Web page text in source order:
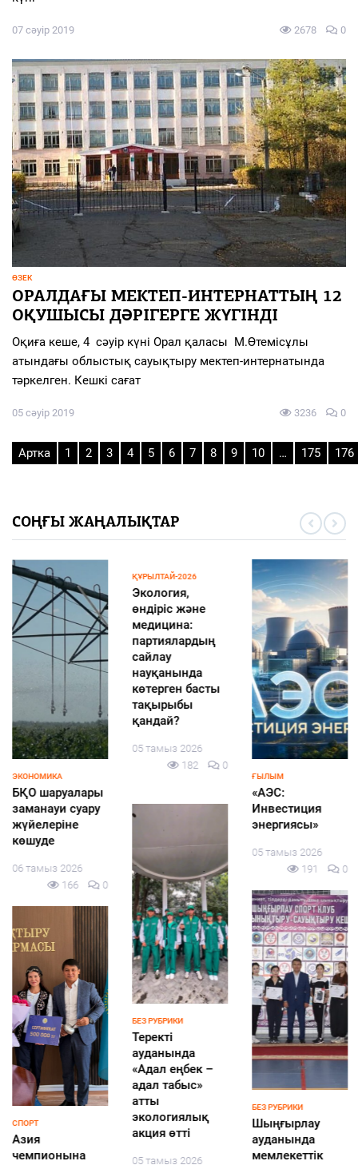
07 сәуір 2019 2678 0
ӨЗЕК
ОРАЛДАҒЫ МЕКТЕП-ИНТЕРНАТТЫҢ 12
ОҚУШЫСЫ ДӘРІГЕРГЕ ЖҮГІНДІ
Оқиға кеше, 4 сәуір күні Орал қаласы М.Өтемісұлы
атындағы облыстық сауықтыру мектеп-интернатында
тәркелген. Кешкі сағат
05 сәуір 2019 3236 0
Артка 1 2 3 4 5 6 7 8 9 10 … 175 176
СОҢҒЫ ЖАҢАЛЫҚТАР
ЭКОНОМИКА
БҚО шаруалары
заманауи суару
жүйелеріне
көшуде
06 тамыз 2026
166
0
СПОРТ
Азия
чемпионына
ҚҰРЫЛТАЙ-2026
Экология,
өндіріс және
медицина:
партиялардың
сайлау
науқанында
көтерген басты
тақырыбы
қандай?
05 тамыз 2026
182
0
БЕЗ РУБРИКИ
Теректі
ауданында
«Адал еңбек –
адал табыс»
атты
экологиялық
акция өтті
05 тамыз 2026
ҒЫЛЫМ
«АЭС:
Инвестиция
энергиясы»
05 тамыз 2026
191
0
БЕЗ РУБРИКИ
Шыңғырлау
ауданында
мемлекеттік